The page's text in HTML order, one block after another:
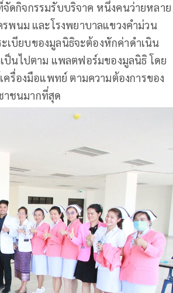
จัดกิจกรรมรับบริจาค หนึ่งคนว่ายหลาย
นม และโรงพยาบาลแขวงคำม่วน
เบียบของมูลนิธิจะต้องหักค่าดำเนิน
ป็นไปตาม แพลตฟอร์มของมูลนิธิ โดย
รื่องมือแพทย์ ตามความต้องการของ
าชนมากที่สุด